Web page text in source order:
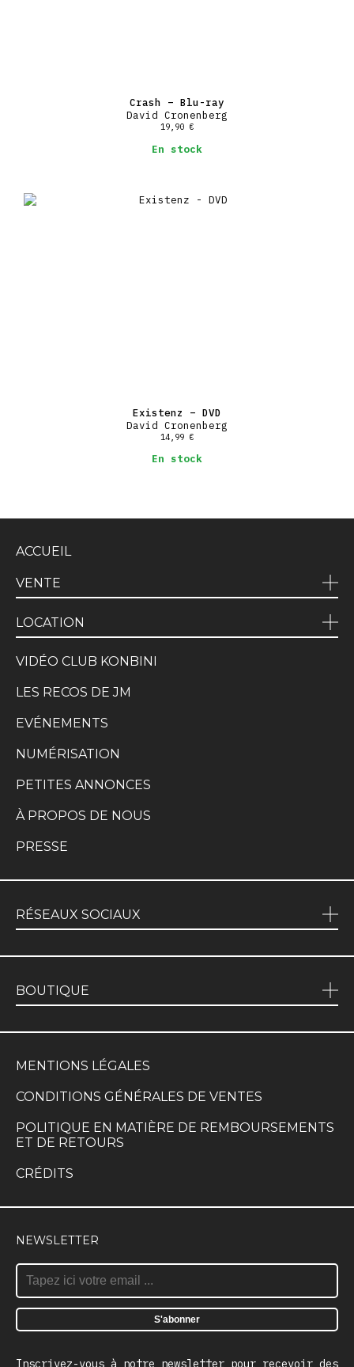
Crash – Blu-ray
David Cronenberg
19,90 €
En stock
Existenz – DVD
David Cronenberg
14,99 €
En stock
ACCUEIL
VENTE
LOCATION
VIDÉO CLUB KONBINI
LES RECOS DE JM
EVÉNEMENTS
NUMÉRISATION
PETITES ANNONCES
À PROPOS DE NOUS
PRESSE
RÉSEAUX SOCIAUX
BOUTIQUE
MENTIONS LÉGALES
CONDITIONS GÉNÉRALES DE VENTES
POLITIQUE EN MATIÈRE DE REMBOURSEMENTS
ET DE RETOURS
CRÉDITS
NEWSLETTER
Inscrivez-vous à notre newsletter pour recevoir des